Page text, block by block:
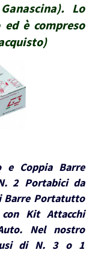
Lo
è compreso
)
e Coppia Barre
2 Portabici da
Barre Portatutto
Kit Attacchi
Nel nostro
di N. 3 o 1